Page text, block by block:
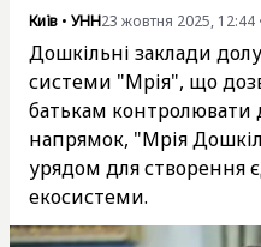
Київ • УНН23 жовтня 2025, 12:44
Дошкільні заклади
системи "Мрія", що
батькам контролювати
напрямок, "Мрія
урядом для створення
екосистеми.